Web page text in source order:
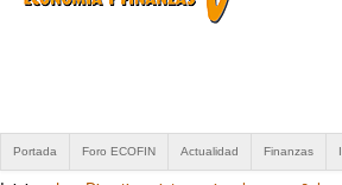
Portada Foro ECOFIN Actualidad Finanzas